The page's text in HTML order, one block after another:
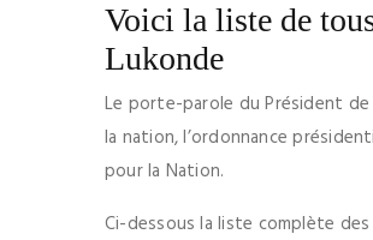
Voici la liste de
Lukonde
Le porte-parole du Président de
la nation, l’ordonnance
pour la Nation.
Ci-dessous la liste complète des